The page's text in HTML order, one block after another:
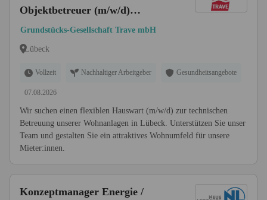
Objektbetreuer (m/w/d)
Immobilienbetreuung
Grundstücks-Gesellschaft Trave mbH
Lübeck
Vollzeit Nachhaltiger Arbeitgeber Gesundheitsangebote
07.08.2026
Wir suchen einen flexiblen Hauswart (m/w/d) zur technischen
Betreuung unserer Wohnanlagen in Lübeck. Unterstützen Sie unser
Team und gestalten Sie ein attraktives Wohnumfeld für unsere
Mieter:innen.
Konzeptmanager Energie /